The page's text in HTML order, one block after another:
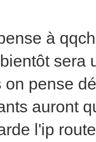
à
sera
on pense
auront
l'ip